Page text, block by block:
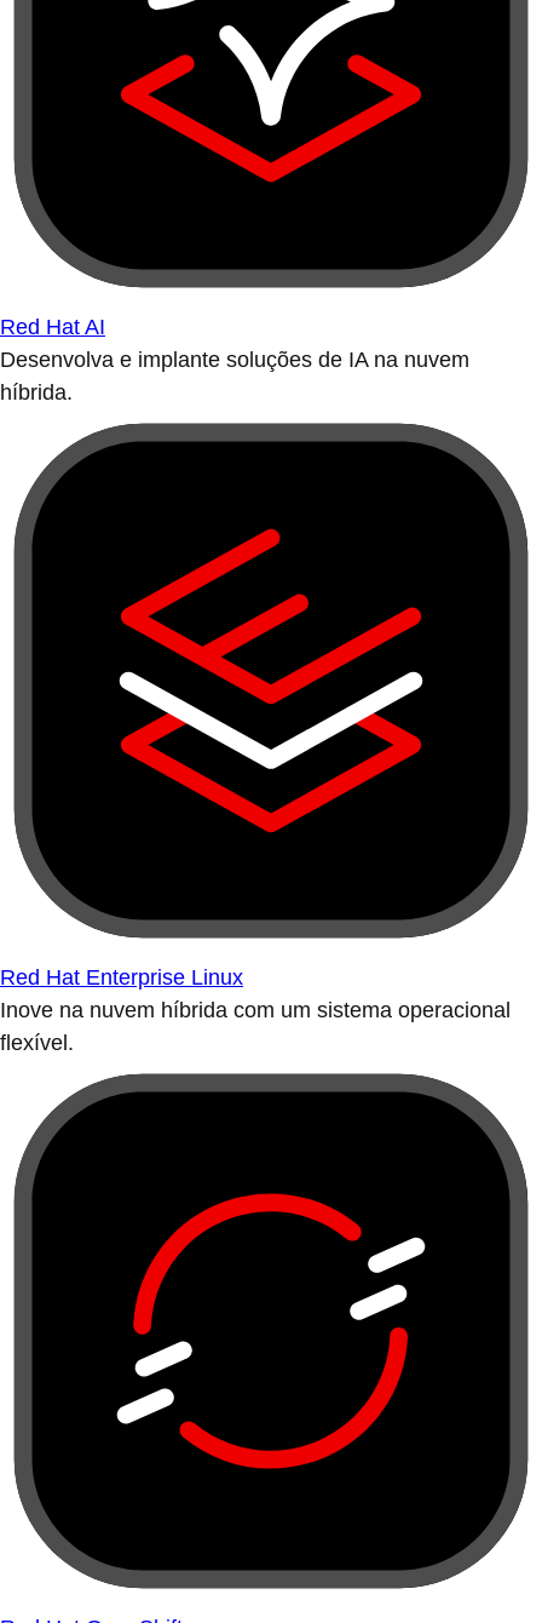
Red Hat AI
Desenvolva e implante soluções de IA na nuvem
híbrida.
Red Hat Enterprise Linux
Inove na nuvem híbrida com um sistema operacional
flexível.